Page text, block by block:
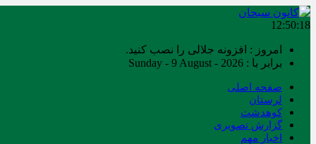
12:50:18
امروز : افزونه جلالی را نصب کنید.
برابر با : Sunday - 9 August - 2026
صفحه اصلی
لرستان
کوهدشت
گزارش تصویری
اخبار مهم